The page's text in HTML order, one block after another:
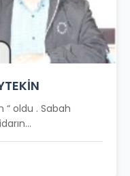
“ oldu . Sabah